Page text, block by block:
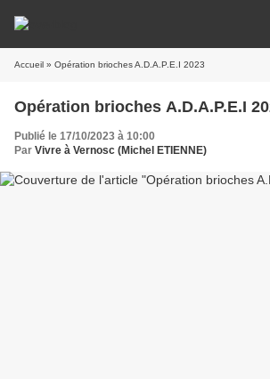
Accueil » Opération brioches A.D.A.P.E.I 2023
Opération brioches A.D.A.P.E.I
Publié le 17/10/2023 à 10:00
Par Vivre à Vernosc (Michel ETIENNE)